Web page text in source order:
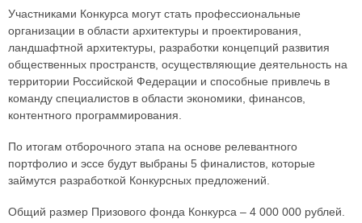
Участниками Конкурса могут стать профессиональные
организации в области архитектуры и проектирования,
ландшафтной архитектуры, разработки концепций развития
общественных пространств, осуществляющие деятельность на
территории Российской Федерации и способные привлечь в
команду специалистов в области экономики, финансов,
контентного программирования.
По итогам отборочного этапа на основе релевантного
портфолио и эссе будут выбраны 5 финалистов, которые
займутся разработкой Конкурсных предложений.
Общий размер Призового фонда Конкурса – 4 000 000 рублей.